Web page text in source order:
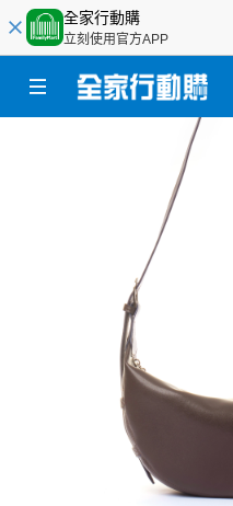
全家行動購
立刻使用官方APP